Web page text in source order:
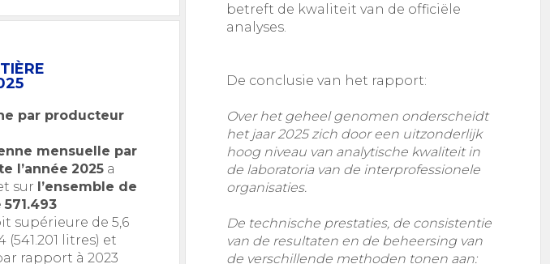
betreft de kwaliteit van de officiële
analyses.
De conclusie van het rapport:
Over het geheel genomen onderscheidt
het jaar 2025 zich door een uitzonderlijk
hoog niveau van analytische kwaliteit in
de laboratoria van de interprofessionele
organisaties.
De technische prestaties, de consistentie
van de resultaten en de beheersing van
de verschillende methoden tonen aan:
par producteur
mensuelle par
l’année 2025 a
sur l’ensemble de
571.493
supérieure de 5,6
litres) et
rapport à 2023